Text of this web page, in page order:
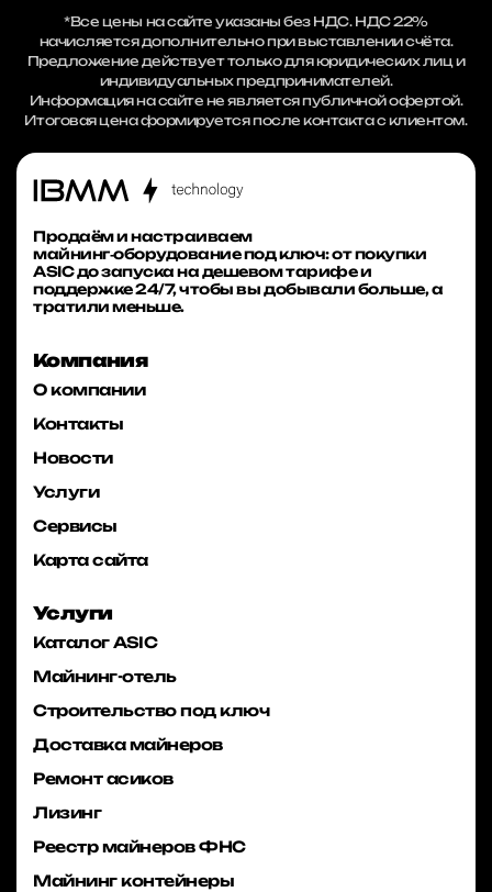
*Все цены на сайте указаны без НДС. НДС 22%
начисляется дополнительно при выставлении счёта.
Предложение действует только для юридических лиц и
индивидуальных предпринимателей.
Информация на сайте не является публичной офертой.
Итоговая цена формируется после контакта с клиентом.
Продаём и настраиваем
майнинг‑оборудование под ключ: от покупки
ASIC до запуска на дешевом тарифе и
поддержке 24/7, чтобы вы добывали больше, а
тратили меньше.
Компания
О компании
Контакты
Новости
Услуги
Сервисы
Карта сайта
Услуги
Каталог ASIC
Майнинг-отель
Строительство под ключ
Доставка майнеров
Ремонт асиков
Лизинг
Реестр майнеров ФНС
Майнинг контейнеры